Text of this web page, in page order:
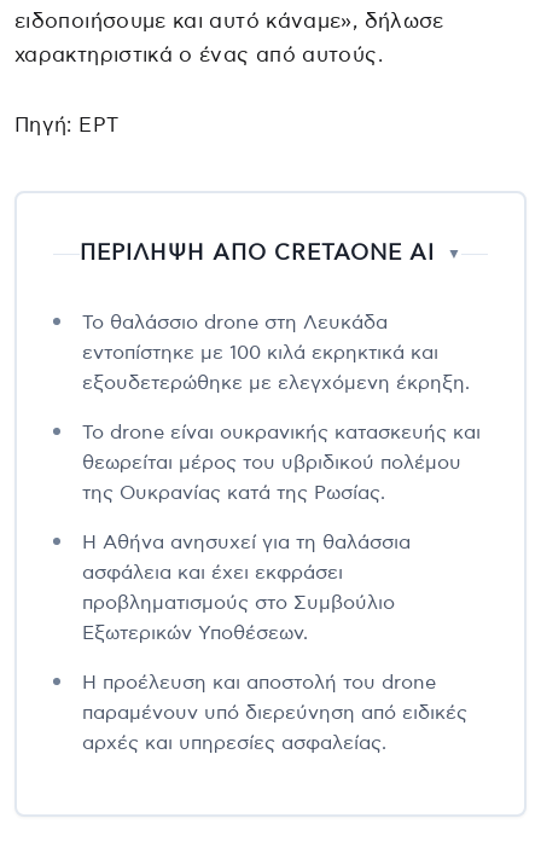
ειδοποιήσουμε και αυτό κάναμε», δήλωσε
χαρακτηριστικά ο ένας από αυτούς.
Πηγή: EΡΤ
ΠΕΡΙΛΗΨΗ ΑΠΟ CRETAONE AI ▼
Το θαλάσσιο drone στη Λευκάδα
εντοπίστηκε με 100 κιλά εκρηκτικά και
εξουδετερώθηκε με ελεγχόμενη έκρηξη.
Το drone είναι ουκρανικής κατασκευής και
θεωρείται μέρος του υβριδικού πολέμου
της Ουκρανίας κατά της Ρωσίας.
Η Αθήνα ανησυχεί για τη θαλάσσια
ασφάλεια και έχει εκφράσει
προβληματισμούς στο Συμβούλιο
Εξωτερικών Υποθέσεων.
Η προέλευση και αποστολή του drone
παραμένουν υπό διερεύνηση από ειδικές
αρχές και υπηρεσίες ασφαλείας.